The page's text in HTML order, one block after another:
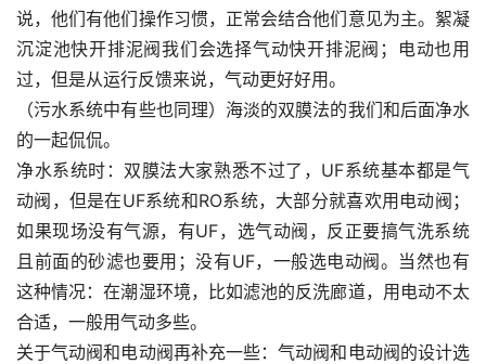
说，他们有他们操作习惯，正常会结合他们意见为主。絮凝
沉淀池快开排泥阀我们会选择气动快开排泥阀；电动也用
过，但是从运行反馈来说，气动更好好用。
（污水系统中有些也同理）海淡的双膜法的我们和后面净水
的一起侃侃。
净水系统时：双膜法大家熟悉不过了，UF系统基本都是气
动阀，但是在UF系统和RO系统，大部分就喜欢用电动阀；
如果现场没有气源，有UF，选气动阀，反正要搞气洗系统
且前面的砂滤也要用；没有UF，一般选电动阀。当然也有
这种情况：在潮湿环境，比如滤池的反洗廊道，用电动不太
合适，一般用气动多些。
关于气动阀和电动阀再补充一些：气动阀和电动阀的设计选